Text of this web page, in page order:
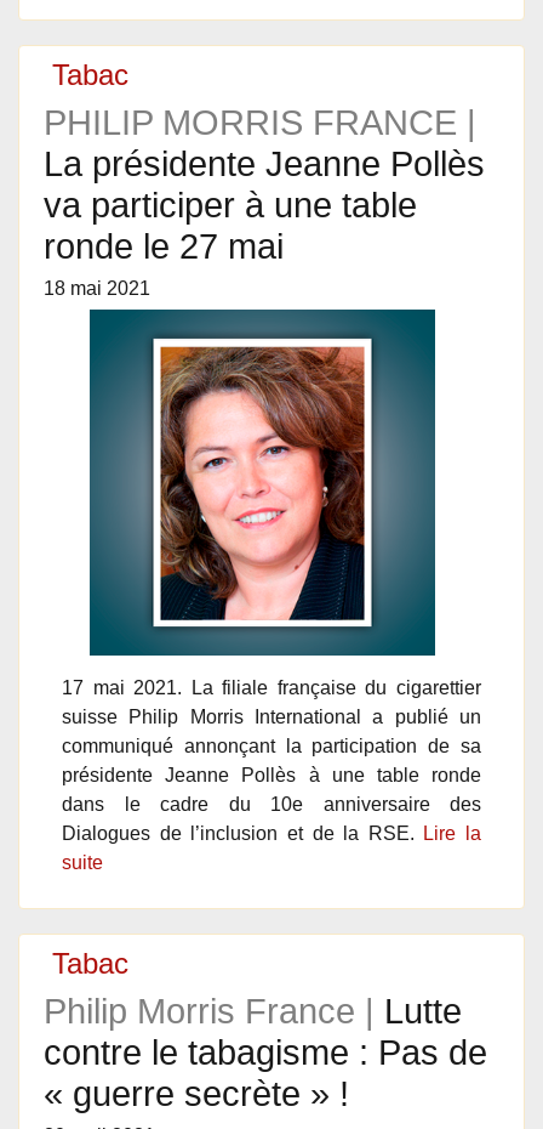
Tabac
PHILIP MORRIS FRANCE |
La présidente Jeanne Pollès
va participer à une table
ronde le 27 mai
18 mai 2021
17 mai 2021. La filiale française du cigarettier
suisse Philip Morris International a publié un
communiqué annonçant la participation de sa
présidente Jeanne Pollès à une table ronde
dans le cadre du 10e anniversaire des
Dialogues de l’inclusion et de la RSE.
Lire la
suite
Tabac
Philip Morris France | Lutte
contre le tabagisme : Pas de
« guerre secrète » !